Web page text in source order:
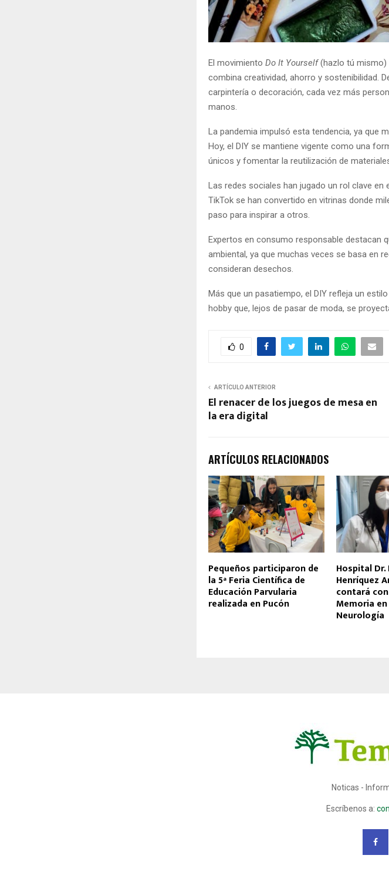
El movimiento Do It Yourself(hazlo tú mismo)
combina creatividad, ahorro y sostenibilidad.
carpintería o decoración, cada vez más
manos.
La pandemia impulsó esta tendencia, ya que
Hoy, el DIY se mantiene vigente como una
únicos y fomentar la reutilización de
Las redes sociales han jugado un rol clave
TikTok se han convertido en vitrinas donde
paso para inspirar a otros.
Expertos en consumo responsable destacan
ambiental, ya que muchas veces se basa en
consideran desechos.
Más que un pasatiempo, el DIY refleja un
hobby que, lejos de pasar de moda, se
0
ARTÍCULO ANTERIOR
El renacer de los juegos de mesa en
la era digital
ARTÍCULOS RELACIONADOS
Pequeños participaron de
la 5ª Feria Científica de
Educación Parvularia
realizada en Pucón
Hospital Dr.
Henríquez
contará
Memoria
Neurología
Noticas -
Escríbenos a: